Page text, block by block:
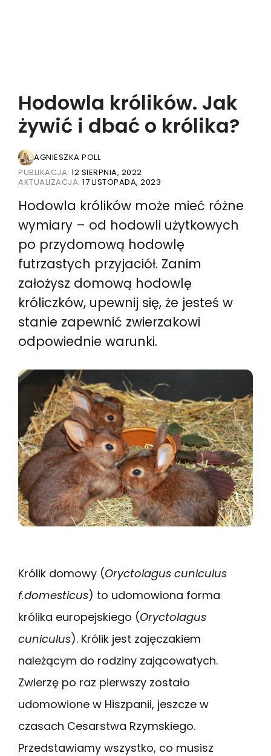
Hodowla królików. Jak
żywić i dbać o królika?
AGNIESZKA POLL
PUBLIKACJA: 12 SIERPNIA, 2022
AKTUALIZACJA: 17 LISTOPADA, 2023
Hodowla królików może mieć różne
wymiary – od hodowli użytkowych
po przydomową hodowlę
futrzastych przyjaciół. Zanim
założysz domową hodowlę
króliczków, upewnij się, że jesteś w
stanie zapewnić zwierzakowi
odpowiednie warunki.
Królik domowy (Oryctolagus cuniculus
f.domesticus) to udomowiona forma
królika europejskiego (Oryctolagus
cuniculus). Królik jest zajęczakiem
należącym do rodziny zającowatych.
Zwierzę po raz pierwszy zostało
udomowione w Hiszpanii, jeszcze w
czasach Cesarstwa Rzymskiego.
Przedstawiamy wszystko, co musisz